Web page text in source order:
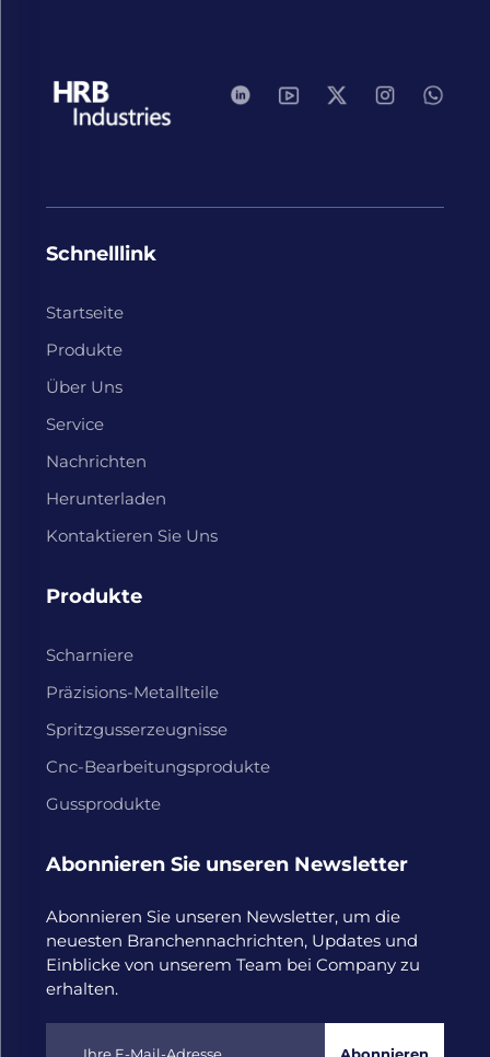
Schnelllink
Startseite
Produkte
Über Uns
Service
Nachrichten
Herunterladen
Kontaktieren Sie Uns
Produkte
Scharniere
Präzisions-Metallteile
Spritzgusserzeugnisse
Cnc-Bearbeitungsprodukte
Gussprodukte
Abonnieren Sie unseren Newsletter
Abonnieren Sie unseren Newsletter, um die
neuesten Branchennachrichten, Updates und
Einblicke von unserem Team bei Company zu
erhalten.